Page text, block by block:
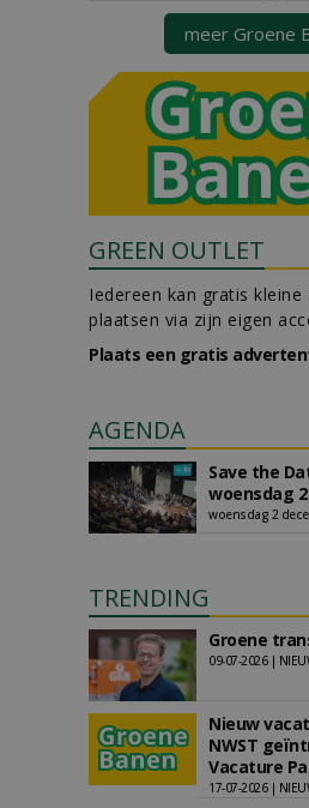
meer Groene
GREEN OUTLET
Iedereen kan gratis kleine
plaatsen via zijn eigen
Plaats een gratis
AGENDA
Save the
woensdag
woensdag 2
TRENDING
Groene
09-07-2026 |
Nieuw
NWST
Vacature
17-07-2026 |